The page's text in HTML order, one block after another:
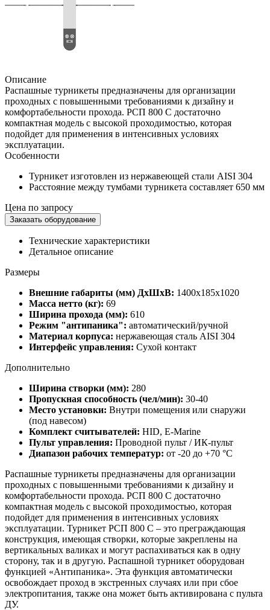
Описание
Распашные турникеты предназначены для организации
проходных с повышенными требованиями к дизайну и
комфортабельности прохода. РСП 800 С достаточно
компактная модель с высокой проходимостью, которая
подойдет для применения в интенсивных условиях
эксплуатации.
Особенности
Турникет изготовлен из нержавеющей стали AISI 304
Расстояние между тумбами турникета составляет 650 мм
Цена по запросу
Заказать оборудование
Технические характеристики
Детальное описание
Размеры
Внешние габариты (мм) ДхШхВ: 1400х185х1020
Масса нетто (кг): 69
Ширина прохода (мм): 610
Режим "антипаника": автоматический/ручной
Материал корпуса: нержавеющая сталь AISI 304
Интерфейс управления: Сухой контакт
Дополнительно
Ширина створки (мм): 280
Пропускная способность (чел/мин): 30-40
Место установки: Внутри помещения или снаружи
(под навесом)
Комплект считывателей: HID, E-Marine
Пульт управления: Проводной пульт / ИК-пульт
Диапазон рабочих температур: от -20 до +70 °C
Распашные турникеты предназначены для организации
проходных с повышенными требованиями к дизайну и
комфортабельности прохода. РСП 800 С достаточно
компактная модель с высокой проходимостью, которая
подойдет для применения в интенсивных условиях
эксплуатации. Турникет РСП 800 С – это преграждающая
конструкция, имеющая створки, которые закреплены на
вертикальных валиках и могут распахиваться как в одну
сторону, так и в другую. Распашной турникет оборудован
функцией «Антипаника». Эта функция автоматически
освобождает проход в экстренных случаях или при сбое
электропитания, также она может быть активирована с пульта
ДУ.